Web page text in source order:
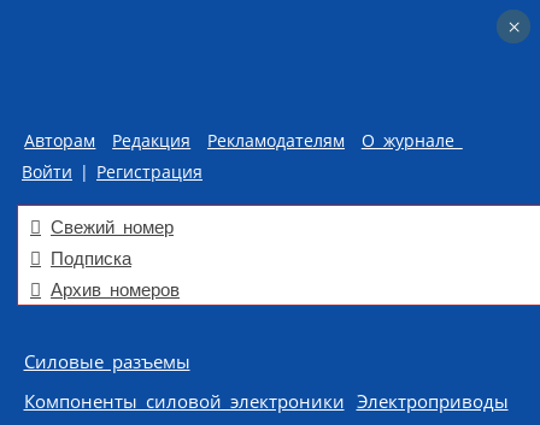
Авторам Редакция Рекламодателям
О журнале
Войти | Регистрация
Свежий номер
Подписка
Архив номеров
Skip to content
Силовые разъемы
Компоненты силовой электроники Электроприводы
×
×